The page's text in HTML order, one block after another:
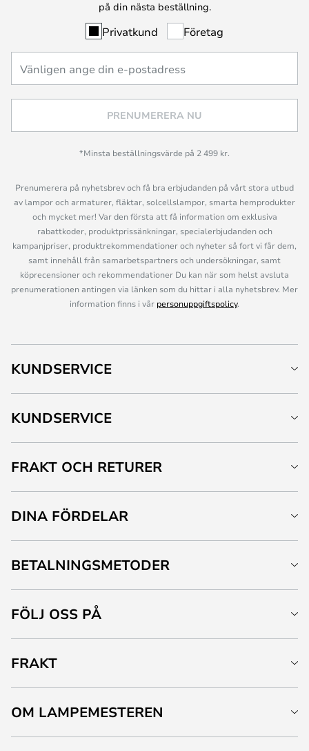
på din nästa beställning.
Privatkund Företag
PRENUMERERA NU
*Minsta beställningsvärde på 2 499 kr.
Prenumerera på nyhetsbrev och få bra erbjudanden på vårt stora utbud
av lampor och armaturer, fläktar, solcellslampor, smarta hemprodukter
och mycket mer! Var den första att få information om exklusiva
rabattkoder, produktprissänkningar, specialerbjudanden och
kampanjpriser, produktrekommendationer och nyheter så fort vi får dem,
samt innehåll från samarbetspartners och undersökningar, samt
köprecensioner och rekommendationer Du kan när som helst avsluta
prenumerationen antingen via länken som du hittar i alla nyhetsbrev. Mer
information finns i vår personuppgiftspolicy.
KUNDSERVICE
KUNDSERVICE
FRAKT OCH RETURER
DINA FÖRDELAR
BETALNINGSMETODER
FÖLJ OSS PÅ
FRAKT
OM LAMPEMESTEREN